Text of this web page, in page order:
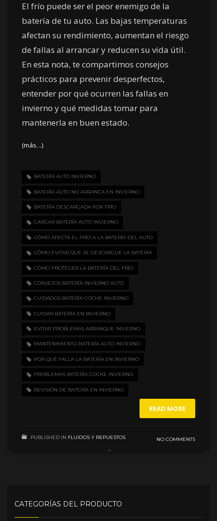
El frío puede ser el peor enemigo de la
batería de tu auto. Las bajas temperaturas
afectan su rendimiento, aumentan el riesgo
de fallas al arrancar y reducen su vida útil.
En esta nota, te compartimos consejos
prácticos para prevenir desperfectos,
entender por qué ocurren las fallas en
invierno y qué medidas tomar para
mantenerla en buen estado.
(más…)
BATERÍA AUTO INVIERNO
BATERÍA AUTO NO ARRANCA EN INVIERNO
BATERÍA DESCARGADA POR FRÍO
CARGAR BATERÍA AUTO INVIERNO
CÓMO AFECTA EL FRÍO A LA BATERÍA DEL AUTO
CÓMO EVITAR QUE SE DESCARGUE LA BATERÍA
CÓMO PROTEGER LA BATERÍA DEL FRÍO
CONSEJOS BATERÍA INVIERNO AUTO
CUIDADOS BATERÍA COCHE INVIERNO
CUIDAR BATERÍA EN INVIERNO
EVITAR PROBLEMAS ARRANQUE INVIERNO
MANTENIMIENTO BATERÍA AUTO INVIERNO
POR QUÉ FALLA LA BATERÍA EN INVIERNO
PROBLEMAS BATERÍA COCHE INVIERNO
REVISIÓN DE BATERÍA EN INVIERNO
READ MORE
PUBLISHED IN FLUIDOS Y REPUESTOS NO COMMENTS
CATEGORÍAS DEL PRODUCTO